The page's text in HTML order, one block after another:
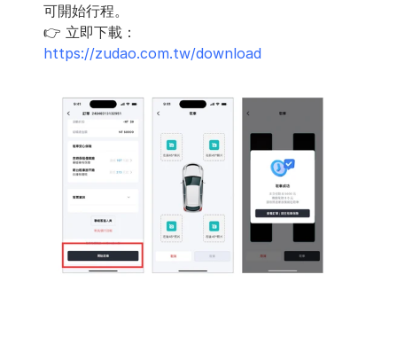
可開始行程。
👉 立即下載：
https://zudao.com.tw/download